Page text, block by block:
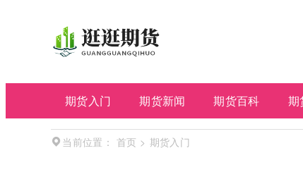
期货入门 期货新闻 期货百科 期
当前位置： 首页 > 期货入门